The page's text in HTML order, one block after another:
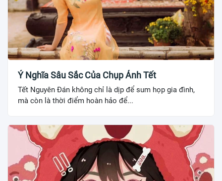
Ý Nghĩa Sâu Sắc Của Chụp Ảnh Tết
Tết Nguyên Đán không chỉ là dịp để sum họp gia đình,
mà còn là thời điểm hoàn hảo để...